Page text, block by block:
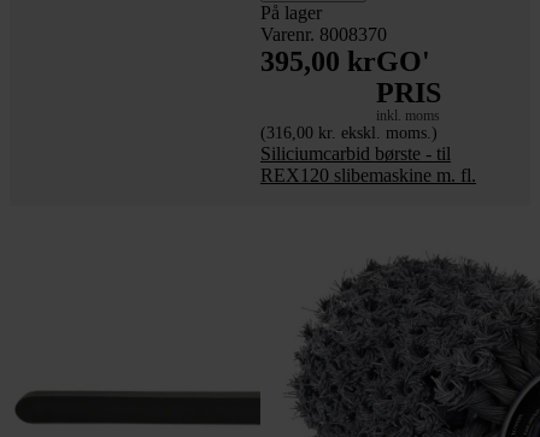
På lager
Varenr. 8008370
395,00 krGO'
PRIS
inkl. moms
(316,00 kr. ekskl. moms.)
Siliciumcarbid børste - til
REX120 slibemaskine m. fl.